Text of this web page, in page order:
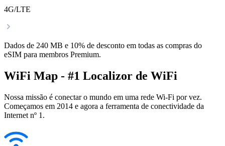
4G/LTE
Dados de 240 MB e 10% de desconto em todas as compras do
eSIM para membros Premium.
WiFi Map - #1 Localizor de WiFi
Nossa missão é conectar o mundo em uma rede Wi-Fi por vez.
Começamos em 2014 e agora a ferramenta de conectividade da
Internet nº 1.